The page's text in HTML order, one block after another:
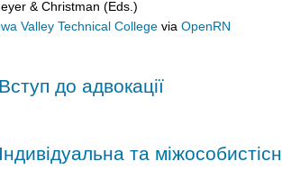
& Christman (Eds.)
Valley Technical Collegevia OpenRN
до адвокації
та